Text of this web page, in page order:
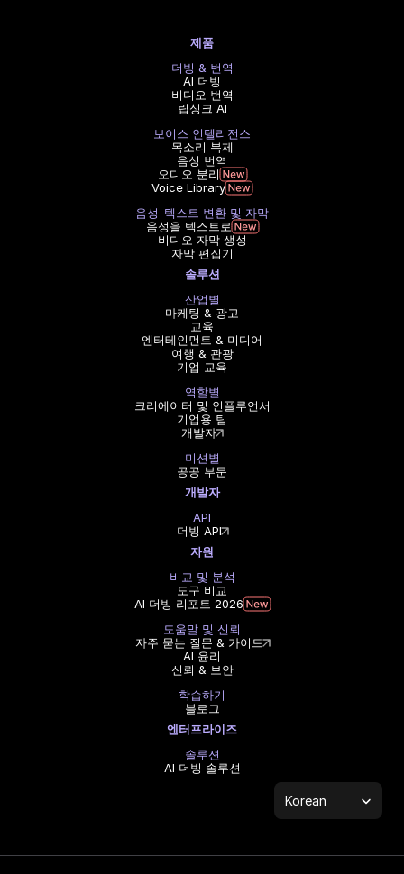
제품
더빙 & 번역
AI 더빙
비디오 번역
립싱크 AI
보이스 인텔리전스
목소리 복제
음성 번역
오디오 분리
Voice Library
음성-텍스트 변환 및 자막
음성을 텍스트로
비디오 자막 생성
자막 편집기
솔루션
산업별
마케팅 & 광고
교육
엔터테인먼트 & 미디어
여행 & 관광
기업 교육
역할별
크리에이터 및 인플루언서
기업용 팀
개발자
미션별
공공 부문
개발자
API
더빙 API
자원
비교 및 분석
도구 비교
AI 더빙 리포트 2026
도움말 및 신뢰
자주 묻는 질문 & 가이드
AI 윤리
신뢰 & 보안
학습하기
블로그
엔터프라이즈
솔루션
AI 더빙 솔루션
Select Language
Korean